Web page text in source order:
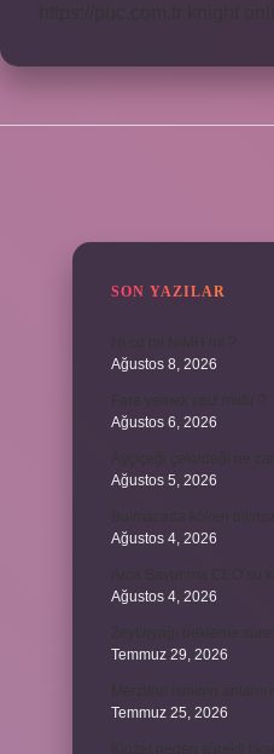
SON YAZILAR
Ağustos 8, 2026
Ağustos 6, 2026
Ağustos 5, 2026
Ağustos 4, 2026
Ağustos 4, 2026
Temmuz 29, 2026
Temmuz 25, 2026